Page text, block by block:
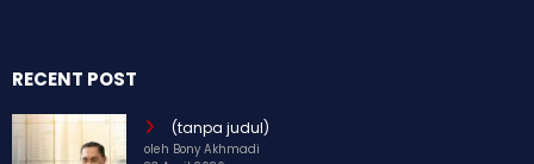
RECENT POST
(tanpa judul)
oleh Bony Akhmadi